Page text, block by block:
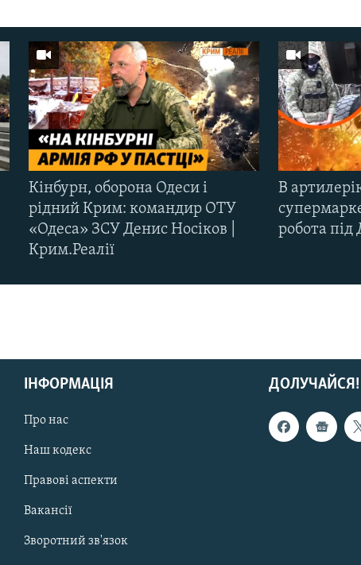
Кінбурн, оборона Одеси і
рідний Крим: командир ОТУ
«Одеса» ЗСУ Денис Носіков |
Крим.Реалії
В
робота під
ДОЛУЧАЙСЯ!
ІНФОРМАЦІЯ
Про нас
Наш кодекс
Правові аспекти
Вакансії
Зворотний зв'язок